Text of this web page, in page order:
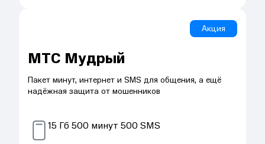
Акция
МТС Мудрый
Пакет минут, интернет и SMS для общения, а ещё
надёжная защита от мошенников
15 Гб 500 минут 500SMS